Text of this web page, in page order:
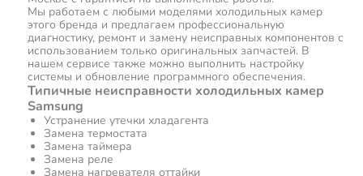
Мы работаем с любыми моделями холодильных камер
этого бренда и предлагаем профессиональную
диагностику, ремонт и замену неисправных компонентов с
использованием только оригинальных запчастей. В
нашем сервисе также можно выполнить настройку
системы и обновление программного обеспечения.
Типичные неисправности холодильных камер
Samsung
Устранение утечки хладагента
Замена термостата
Замена таймера
Замена реле
Замена нагревателя оттайки